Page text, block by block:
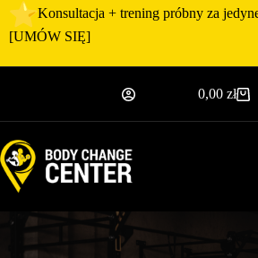
Przejdź
treści
Konsultacja + trening próbny za
[UMÓW SIĘ]
Koszyk
0,00 zł